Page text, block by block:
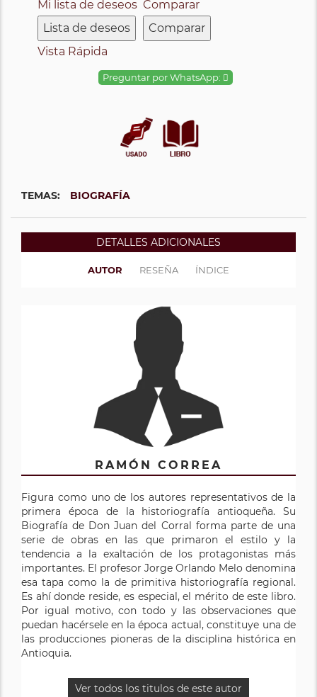
Mi lista de deseos
Lista de deseos
Comparar
Comparar
Vista Rápida
Preguntar por WhatsApp:
TEMAS: BIOGRAFÍA
DETALLES ADICIONALES
AUTOR RESEÑA ÍNDICE
RAMÓN CORREA
Figura como uno de los autores representativos de la
primera época de la historiografía antioqueña. Su
Biografía de Don Juan del Corral forma parte de una
serie de obras en las que primaron el estilo y la
tendencia a la exaltación de los protagonistas más
importantes. El profesor Jorge Orlando Melo denomina
esa tapa como la de primitiva historiografía regional.
Es ahí donde reside, es especial, el mérito de este libro.
Por igual motivo, con todo y las observaciones que
puedan hacérsele en la época actual, constituye una de
las producciones pioneras de la disciplina histórica en
Antioquia.
Ver todos los titulos de este autor